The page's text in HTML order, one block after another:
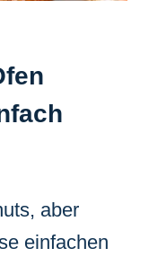
aber
einfachen